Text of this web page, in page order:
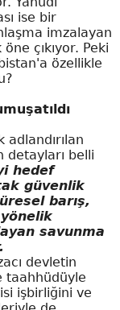
ise bir
imzalayan
çıkıyor. Peki
özellikle
detayları belli
hedef
güvenlik
barış,
savunma
devletin
taahhüdüyle
işbirliğini ve